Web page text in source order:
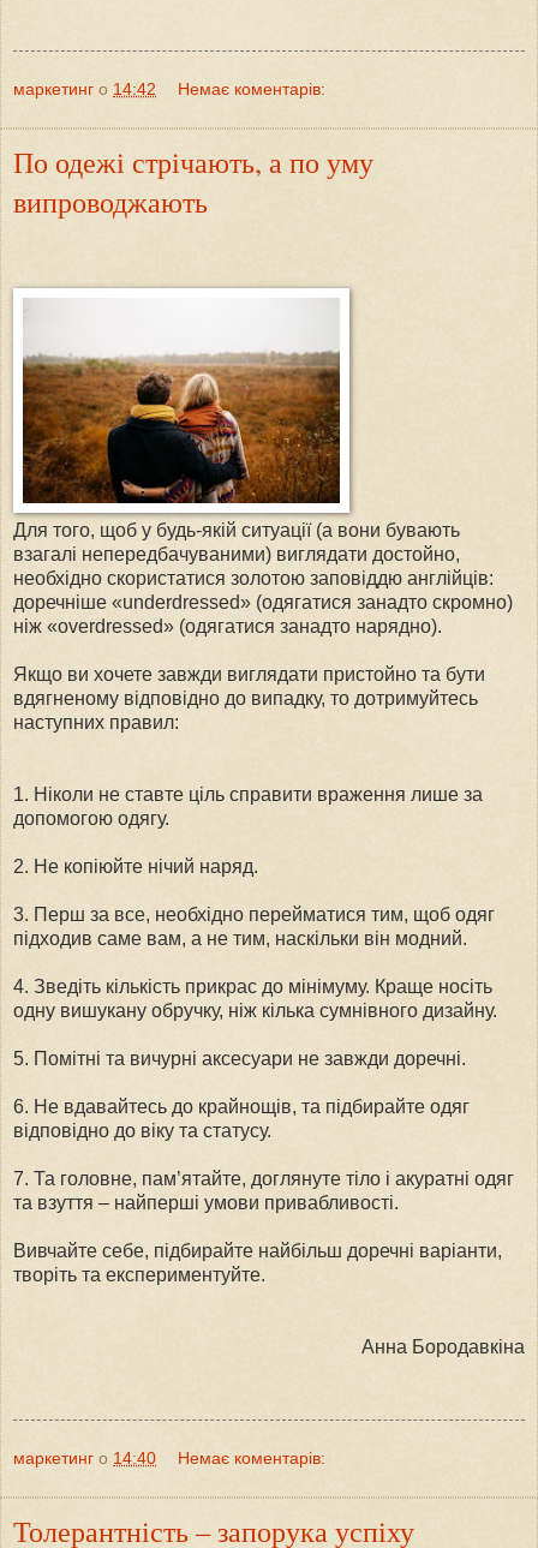
маркетинг о 14:42 Немає коментарів:
По одежі стрічають, а по уму
випроводжають
Для того, щоб у будь-якій ситуації (а вони бувають
взагалі непередбачуваними) виглядати достойно,
необхідно скористатися золотою заповіддю англійців:
доречніше «underdressed» (одягатися занадто скромно)
ніж «overdressed» (одягатися занадто нарядно).
Якщо ви хочете завжди виглядати пристойно та бути
вдягненому відповідно до випадку, то дотримуйтесь
наступних правил:
1. Ніколи не ставте ціль справити враження лише за
допомогою одягу.
2. Не копіюйте нічий наряд.
3. Перш за все, необхідно перейматися тим, щоб одяг
підходив саме вам, а не тим, наскільки він модний.
4. Зведіть кількість прикрас до мінімуму. Краще носіть
одну вишукану обручку, ніж кілька сумнівного дизайну.
5. Помітні та вичурні аксесуари не завжди доречні.
6. Не вдавайтесь до крайнощів, та підбирайте одяг
відповідно до віку та статусу.
7. Та головне, пам’ятайте, доглянуте тіло і акуратні одяг
та взуття – найперші умови привабливості.
Вивчайте себе, підбирайте найбільш доречні варіанти,
творіть та експериментуйте.
Анна Бородавкіна
маркетинг о 14:40 Немає коментарів:
Толерантність – запорука успіху